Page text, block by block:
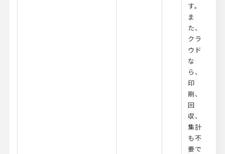
す。
ま
た、
クラ
ウド
な
ら、
印
刷、
回
収、
集計
も不
要で